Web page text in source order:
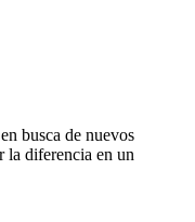
busca de nuevos
la diferencia en un